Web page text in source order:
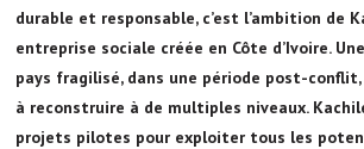
durable et responsable, c’est l’ambition de
entreprise sociale créée en Côte d’Ivoire.
pays fragilisé, dans une période post-
à reconstruire à de multiples niveaux.
projets pilotes pour exploiter tous les